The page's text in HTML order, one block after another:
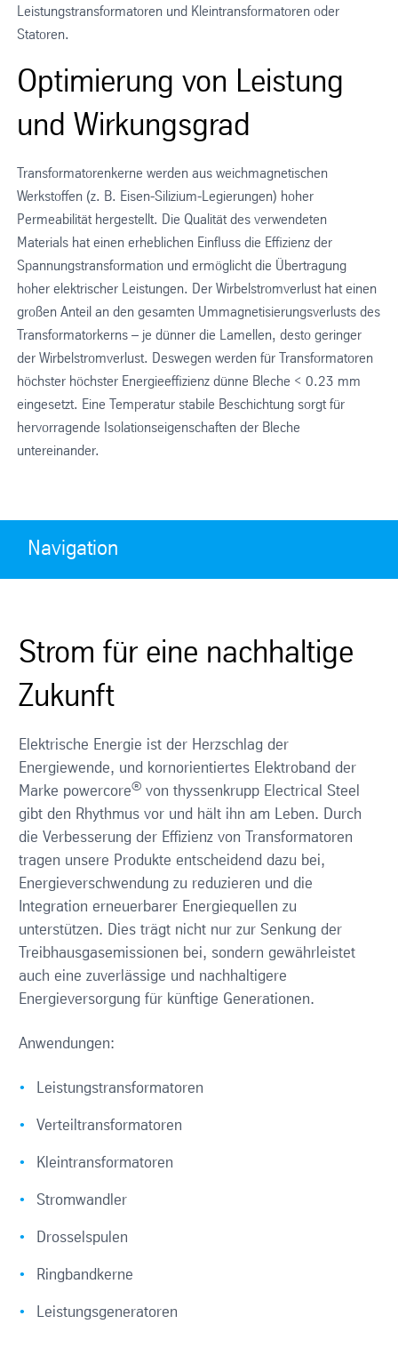
Leistungstransformatoren und Kleintransformatoren oder
Statoren.
Optimierung von Leistung
und Wirkungsgrad
Transformatorenkerne werden aus weichmagnetischen
Werkstoffen (z. B. Eisen-Silizium-Legierungen) hoher
Permeabilität hergestellt. Die Qualität des verwendeten
Materials hat einen erheblichen Einfluss die Effizienz der
Spannungstransformation und ermöglicht die Übertragung
hoher elektrischer Leistungen. Der Wirbelstromverlust hat einen
großen Anteil an den gesamten Ummagnetisierungsverlusts des
Transformatorkerns – je dünner die Lamellen, desto geringer
der Wirbelstromverlust. Deswegen werden für Transformatoren
höchster höchster Energieeffizienz dünne Bleche < 0.23 mm
eingesetzt. Eine Temperatur stabile Beschichtung sorgt für
hervorragende Isolationseigenschaften der Bleche
untereinander.
Navigation
Strom für eine nachhaltige
Zukunft
Elektrische Energie ist der Herzschlag der
Energiewende, und kornorientiertes Elektroband der
Marke powercore®von thyssenkrupp Electrical Steel
gibt den Rhythmus vor und hält ihn am Leben. Durch
die Verbesserung der Effizienz von Transformatoren
tragen unsere Produkte entscheidend dazu bei,
Energieverschwendung zu reduzieren und die
Integration erneuerbarer Energiequellen zu
unterstützen. Dies trägt nicht nur zur Senkung der
Treibhausgasemissionen bei, sondern gewährleistet
auch eine zuverlässige und nachhaltigere
Energieversorgung für künftige Generationen.
Anwendungen:
Leistungstransformatoren
Verteiltransformatoren
Kleintransformatoren
Stromwandler
Drosselspulen
Ringbandkerne
Leistungsgeneratoren